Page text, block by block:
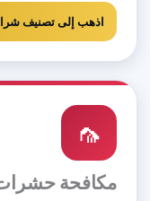
اذهب إلى تصنيف
🦟
مكافحة